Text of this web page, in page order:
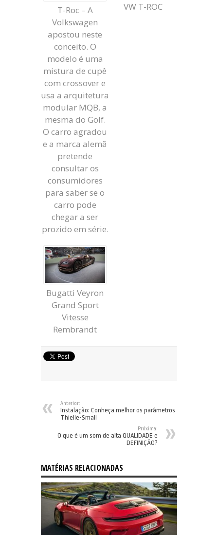
T-Roc – A
Volkswagen
apostou neste
conceito. O
modelo é uma
mistura de cupê
com crossover e
usa a arquitetura
modular MQB, a
mesma do Golf.
O carro agradou
e a marca alemã
pretende
consultar os
consumidores
para saber se o
carro pode
chegar a ser
prozido em série.
VW T-ROC
Bugatti Veyron
Grand Sport
Vitesse
Rembrandt
Anterior:
Instalação: Conheça melhor os parâmetros
Thielle-Small
Próxima:
O que é um som de alta QUALIDADE e
DEFINIÇÃO?
MATÉRIAS RELACIONADAS